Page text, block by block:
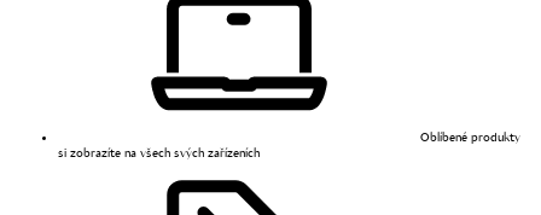
Oblíbené produkty
si zobrazíte na všech svých zařízeních